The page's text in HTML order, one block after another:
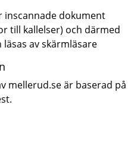
inscannade dokument
till kallelser) och därmed
av skärmläsare
mellerud.se är baserad på